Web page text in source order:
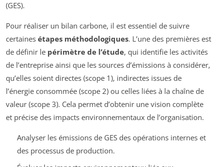
(GES).
Pour réaliser un bilan carbone, il est essentiel de suivre
certaines étapes méthodologiques. L’une des premières est
de définir le périmètre de l’étude, qui identifie les activités
de l’entreprise ainsi que les sources d’émissions à considérer,
qu’elles soient directes (scope 1), indirectes issues de
l’énergie consommée (scope 2) ou celles liées à la chaîne de
valeur (scope 3). Cela permet d’obtenir une vision complète
et précise des impacts environnementaux de l’organisation.
Analyser les émissions de GES des opérations internes et
des processus de production.